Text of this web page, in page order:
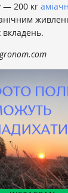
— 200 кг
вкладень.